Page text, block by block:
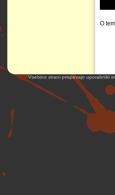
O
Vsebino strani prispevajo uporabniki